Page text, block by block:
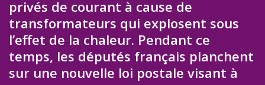
privés de courant à cause de
transformateurs qui explosent sous
l’effet de la chaleur. Pendant ce
temps, les députés français planchent
sur une nouvelle loi postale visant à